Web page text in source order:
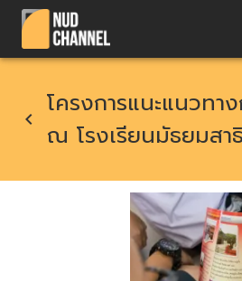
โครงการแนะแนวทา
ณ โรงเรียนมัธยมสา